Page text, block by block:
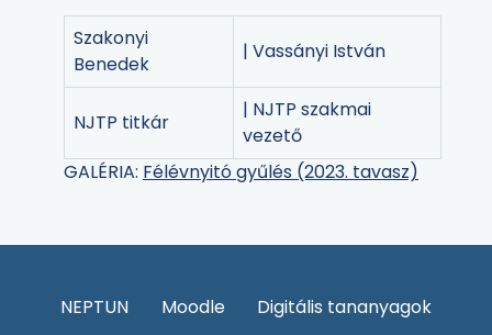
Szakonyi
Benedek
| Vassányi István
NJTP titkár
| NJTP szakmai
vezető
GALÉRIA: Félévnyitó gyűlés (2023. tavasz)
NEPTUN Moodle
Digitális tananyagok